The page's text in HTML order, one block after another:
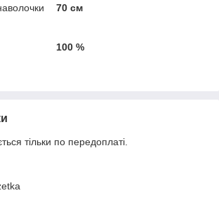
70 см
100 %
тільки по передоплаті.